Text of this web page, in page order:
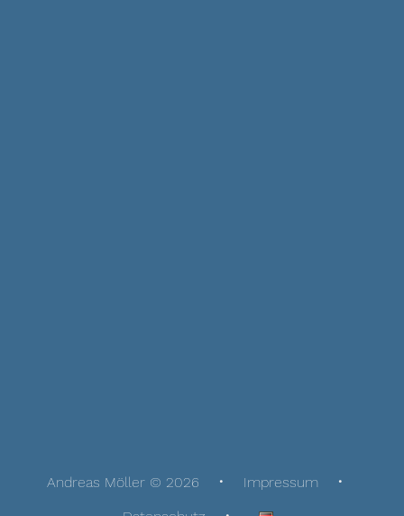
Andreas Möller © 2026
Impressum